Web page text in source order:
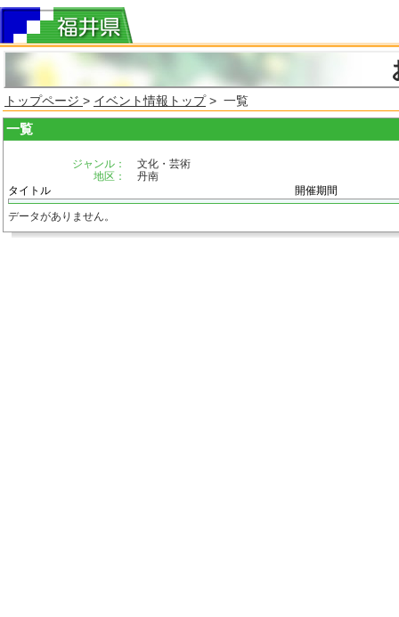
トップページ > イベント情報トップ> 一覧
一覧
ジャンル：
文化・芸術
地区：
丹南
タイトル
開催期間
データがありません。